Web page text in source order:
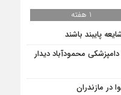
1 هفته
پایبند باشند
محمودآباد دیدار
در مازندران